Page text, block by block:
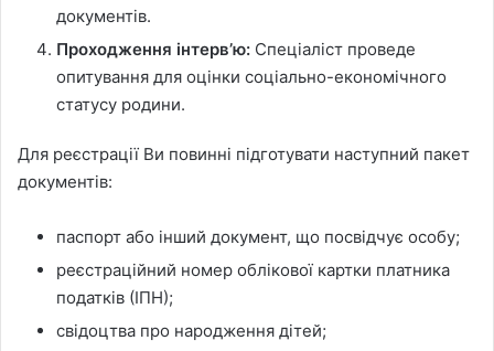
документів.
Проходження інтерв’ю: Спеціаліст проведе
опитування для оцінки соціально-економічного
статусу родини.
Для реєстрації Ви повинні підготувати наступний пакет
документів:
паспорт або інший документ, що посвідчує особу;
реєстраційний номер облікової картки платника
податків (ІПН);
свідоцтва про народження дітей;